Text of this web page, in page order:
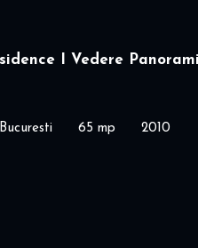
I Vedere
65 mp 2010